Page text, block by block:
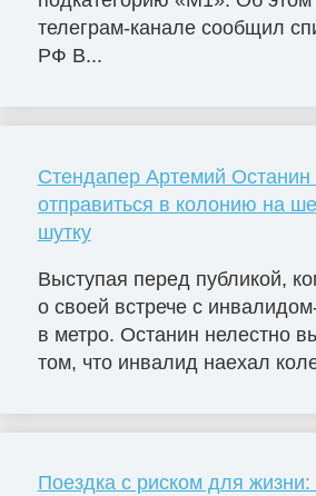
телеграм-канале сообщил
РФ В...
Стендапер Артемий Останин
отправиться в колонию на
шутку
Выступая перед публикой,
о своей встрече с
в метро. Останин нелестно
том, что инвалид наехал
Поездка с риском для